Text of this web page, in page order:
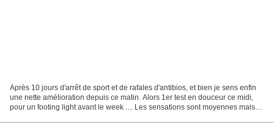
Après 10 jours d'arrêt de sport et de rafales d'antibios, et bien je sens enfin
une nette amélioration depuis ce matin. Alors 1er test en douceur ce midi,
pour un footing light avant le week .... Les sensations sont moyennes mais